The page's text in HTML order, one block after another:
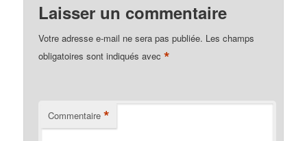
Laisser un commentaire
Votre adresse e-mail ne sera pas publiée. Les champs
obligatoires sont indiqués avec*
Commentaire *